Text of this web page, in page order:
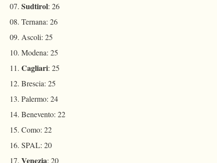
Sudtirol: 26
Ternana: 26
Ascoli: 25
Modena: 25
Cagliari: 25
Brescia: 25
Palermo: 24
Benevento: 22
Como: 22
SPAL: 20
Venezia: 20